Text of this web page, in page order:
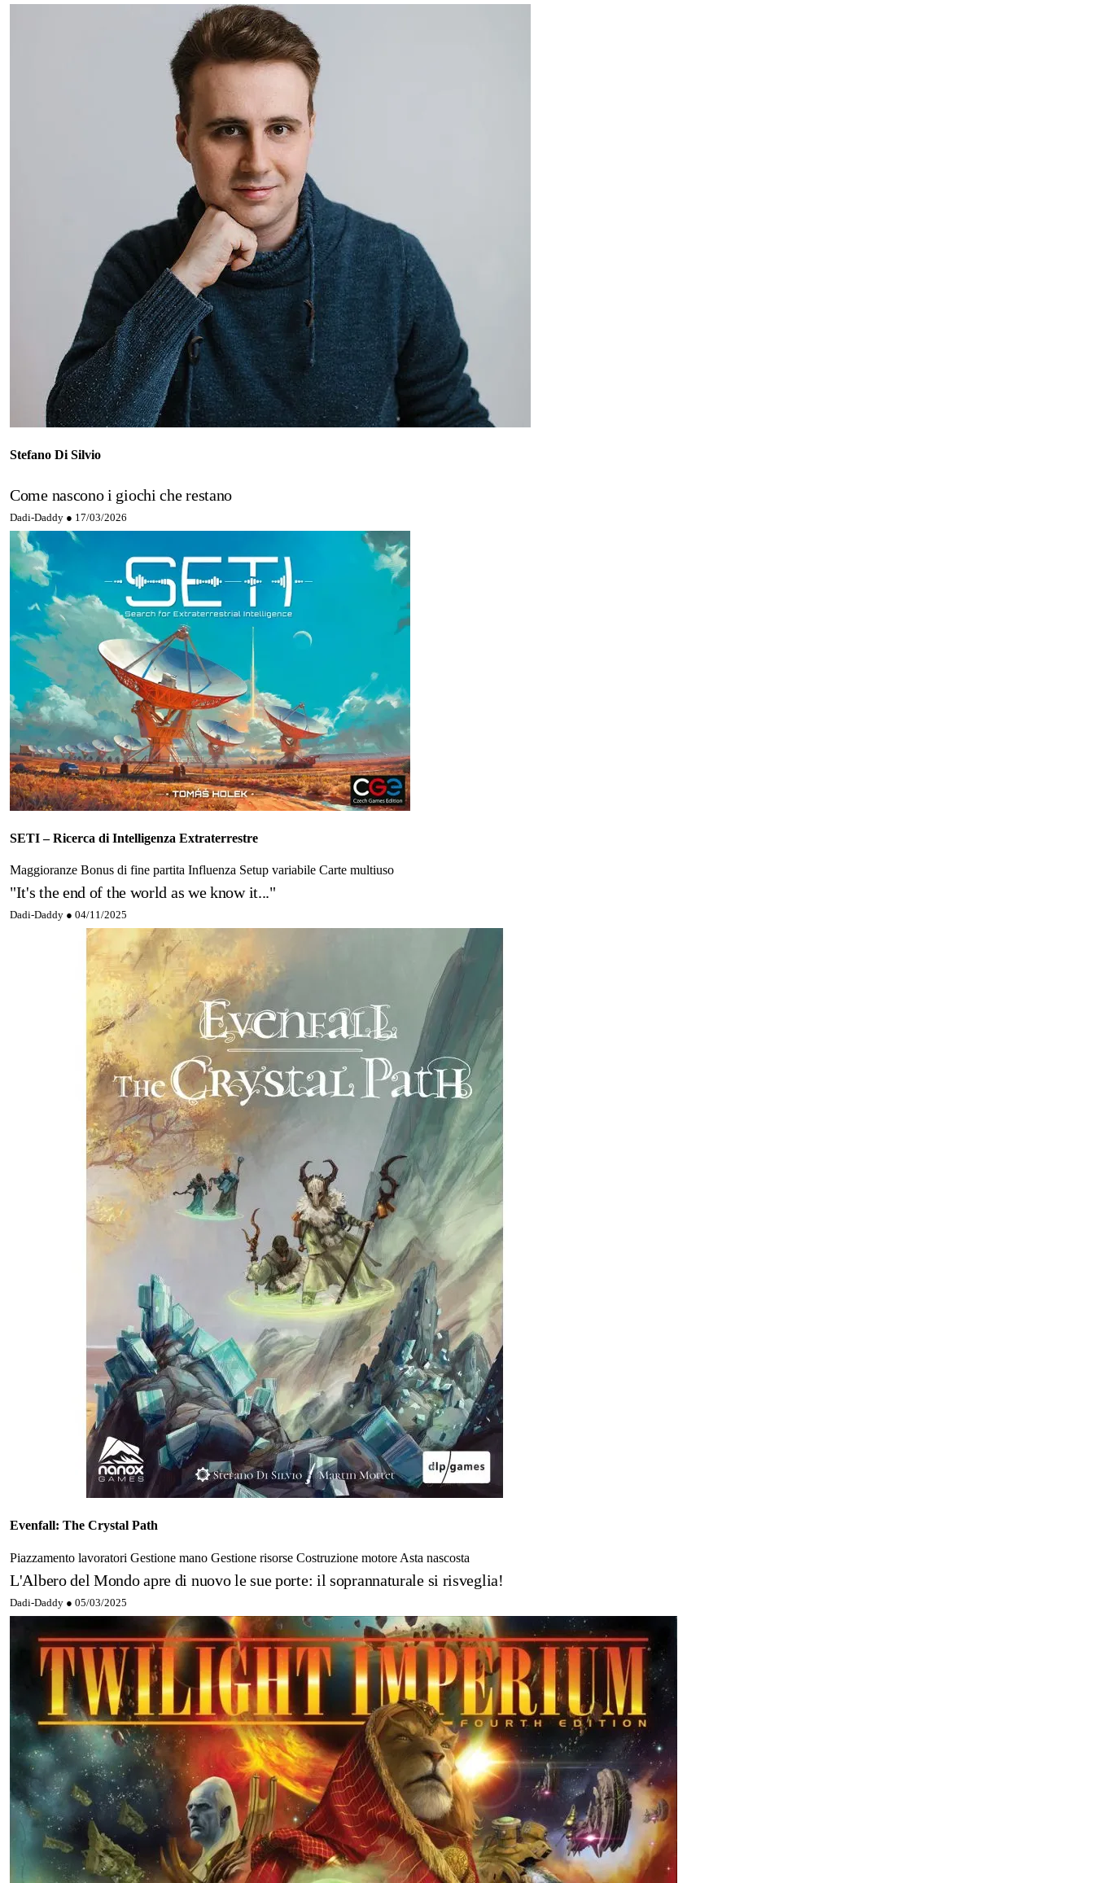
Stefano Di Silvio
Come nascono i giochi che restano
Dadi-Daddy ● 17/03/2026
SETI – Ricerca di Intelligenza Extraterrestre
Maggioranze Bonus di fine partita Influenza Setup variabile Carte multiuso
"It's the end of the world as we know it..."
Dadi-Daddy ● 04/11/2025
Evenfall: The Crystal Path
Piazzamento lavoratori Gestione mano Gestione risorse Costruzione motore Asta nascosta
L'Albero del Mondo apre di nuovo le sue porte: il soprannaturale si risveglia!
Dadi-Daddy ● 05/03/2025